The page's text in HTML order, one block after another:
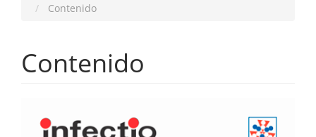
Contenido
Contenido